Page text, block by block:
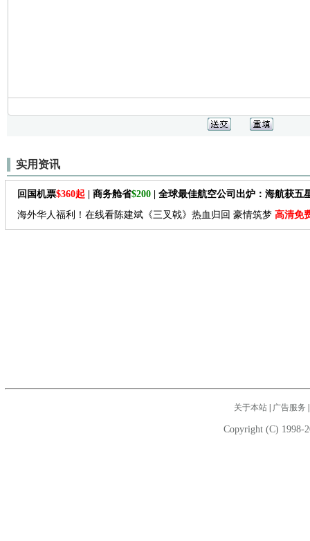
实用资讯
回国机票$360起 | 商务舱省$200 | 全球最佳航空公司出炉：海航获五
海外华人福利！在线看陈建斌《三叉戟》热血归回 豪情筑梦 高清免
关于本站| 广告服务
Copyright (C) 1998-